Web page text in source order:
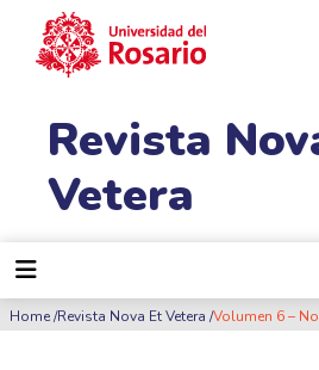
Revista
Vetera
Ruta de
Home Revista Nova Et Vetera Volumen 6 –